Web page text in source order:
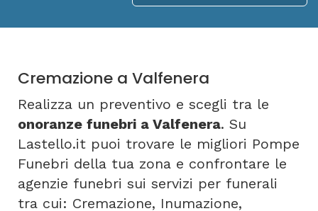
Cremazione a Valfenera
Realizza un preventivo e scegli tra le
onoranze funebri a Valfenera. Su
Lastello.it puoi trovare le migliori Pompe
Funebri della tua zona e confrontare le
agenzie funebri sui servizi per funerali
tra cui: Cremazione, Inumazione,